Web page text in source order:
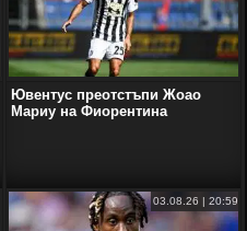
Ювентус преотстъпи Жоао
Мариу на Фиорентина
03.08.26 | 20:59